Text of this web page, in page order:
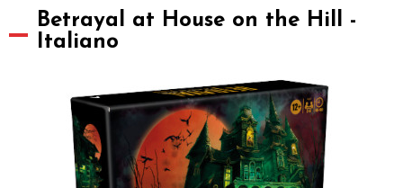
Giochi da Tavolo
Librigame
Betrayal at House on the Hill -
Italiano